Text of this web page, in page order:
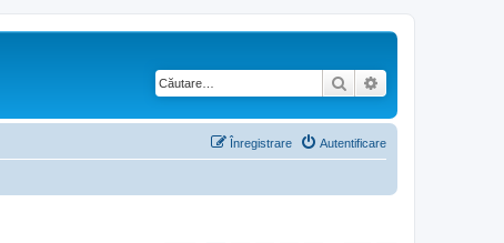
Căutare
Autentificare
Înregistrare